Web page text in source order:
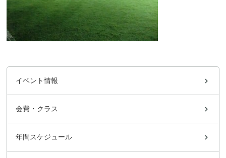
イベント情報
会費・クラス
年間スケジュール